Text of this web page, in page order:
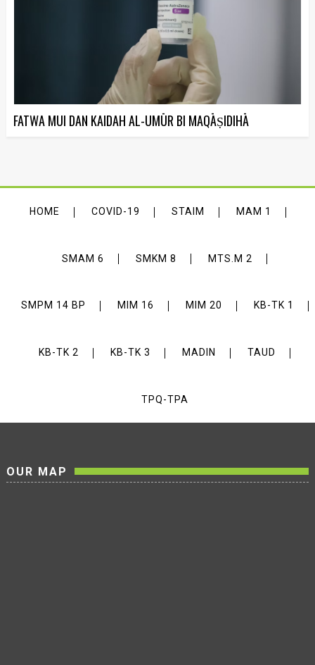
FATWA MUI DAN KAIDAH AL-UMŪR BI MAQĀṢIDIHĀ
HOME COVID-19 STAIM MAM 1
SMAM 6 SMKM 8 MTS.M 2
SMPM 14 BP MIM 16 MIM 20 KB-TK 1
KB-TK 2 KB-TK 3 MADIN TAUD
TPQ-TPA
OUR MAP